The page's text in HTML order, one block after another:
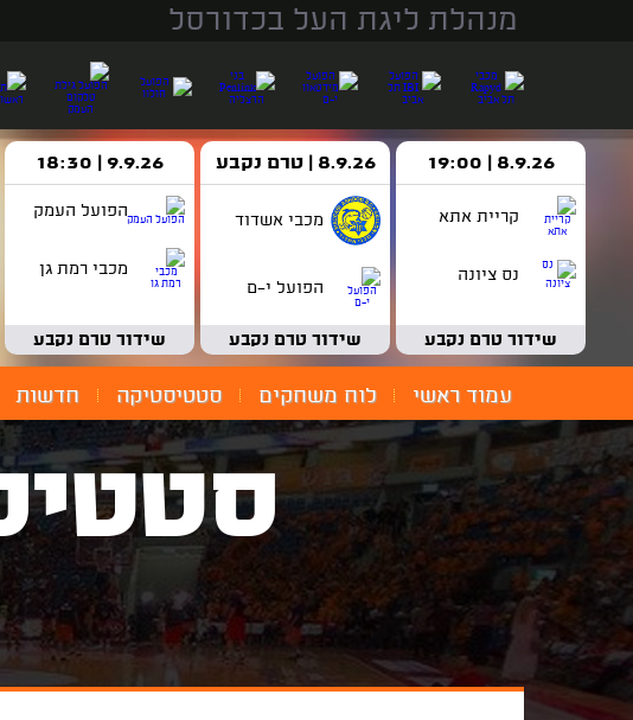
מנהלת ליגת העל בכדורסל
8.9.26 | 19:00
קריית אתא
נס ציונה
שידור טרם נקבע
8.9.26 | טרם נקבע
מכבי אשדוד
הפועל י-ם
שידור טרם נקבע
9.9.26 | 18:30
הפועל העמק
מכבי רמת גן
שידור טרם נקבע
עמוד ראשי לוח משחקים סטטיסטיקה חדשות